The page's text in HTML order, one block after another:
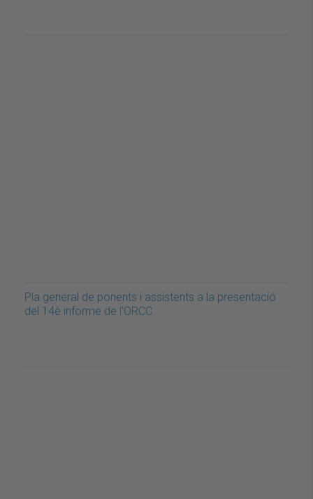
Pla general de ponents i assistents a la presentació
del 14è informe de l'ORCC